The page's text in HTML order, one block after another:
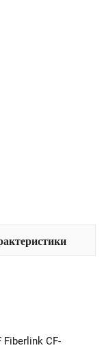
Fiberlink CF-